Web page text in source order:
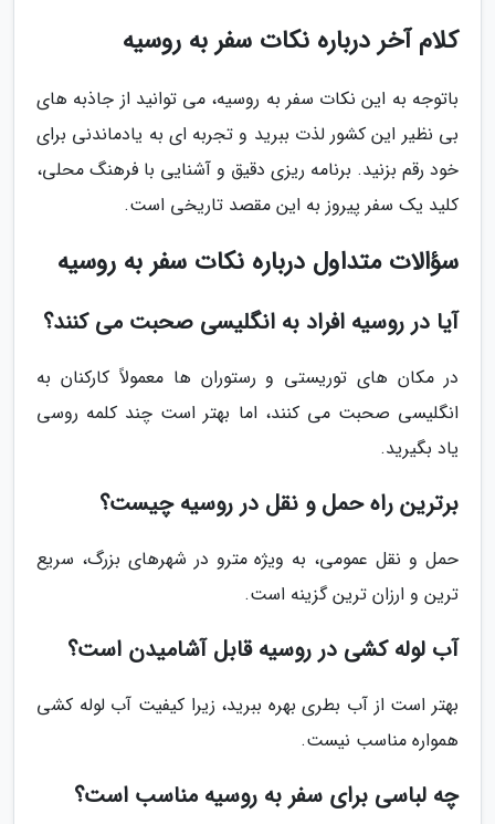
کلام آخر درباره نکات سفر به روسیه
باتوجه به این نکات سفر به روسیه، می توانید از جاذبه های
بی نظیر این کشور لذت ببرید و تجربه ای به یادماندنی برای
خود رقم بزنید. برنامه ریزی دقیق و آشنایی با فرهنگ محلی،
کلید یک سفر پیروز به این مقصد تاریخی است.
سؤالات متداول درباره نکات سفر به روسیه
آیا در روسیه افراد به انگلیسی صحبت می کنند؟
در مکان های توریستی و رستوران ها معمولاً کارکنان به
انگلیسی صحبت می کنند، اما بهتر است چند کلمه روسی
یاد بگیرید.
برترین راه حمل و نقل در روسیه چیست؟
حمل و نقل عمومی، به ویژه مترو در شهرهای بزرگ، سریع
ترین و ارزان ترین گزینه است.
آب لوله کشی در روسیه قابل آشامیدن است؟
بهتر است از آب بطری بهره ببرید، زیرا کیفیت آب لوله کشی
همواره مناسب نیست.
چه لباسی برای سفر به روسیه مناسب است؟